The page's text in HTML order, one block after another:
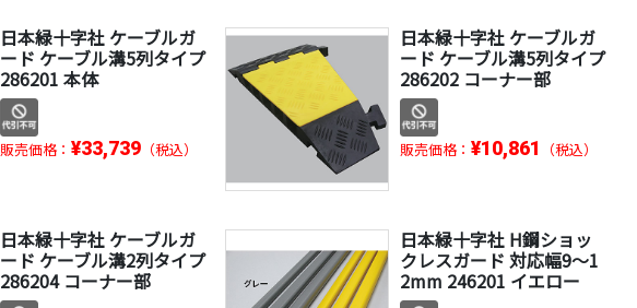
日本緑十字社 ケーブルガ
ード ケーブル溝5列タイプ
286201 本体
販売価格：¥33,739 （税込）
日本緑十字社 ケーブルガ
ード ケーブル溝5列タイプ
286202 コーナー部
販売価格： ¥10,861 （税込）
日本緑十字社 ケーブルガ
ード ケーブル溝2列タイプ
286204 コーナー部
日本緑十字社 H鋼ショッ
クレスガード 対応幅9～1
2mm 246201 イエロー